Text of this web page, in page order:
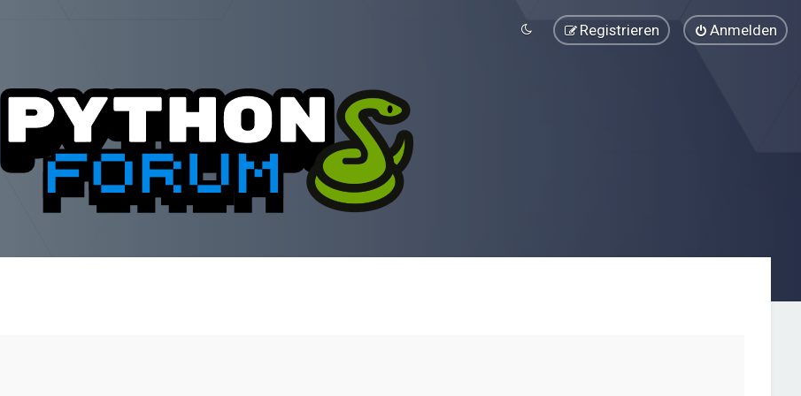
Anmelden
Registrieren